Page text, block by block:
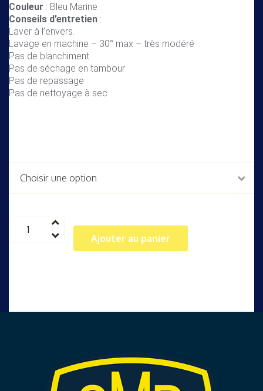
Couleur : Bleu Marine
Conseils d’entretien :
Laver à l’envers.
Lavage en machine – 30° max – très modéré
Pas de blanchiment
Pas de séchage en tambour
Pas de repassage
Pas de nettoyage à sec
Ajouter au panier